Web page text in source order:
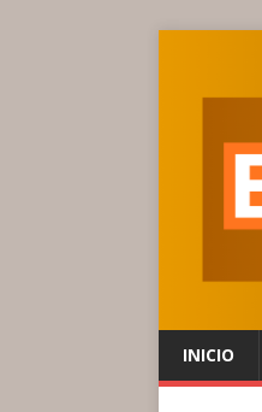
INICIO